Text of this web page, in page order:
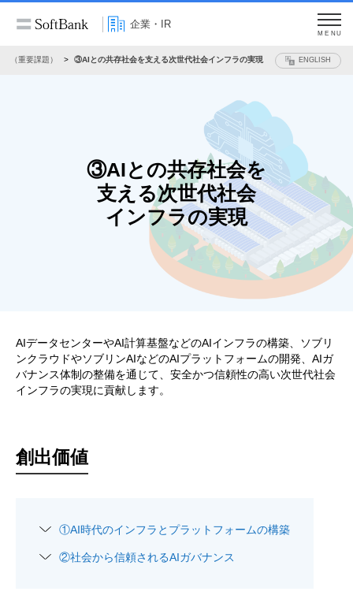
企業・IR
MENU
（重要課題） ③AIとの共存社会を支える次世代社会インフラの実現 ENGLISH
③AIとの共存社会を
支える次世代社会
インフラの実現
AIデータセンターやAI計算基盤などのAIインフラの構築、ソブリ
ンクラウドやソブリンAIなどのAIプラットフォームの開発、 AIガ
バナンス体制の整備を通じて、安全かつ信頼性の高い次世代社会
インフラの実現に貢献します。
創出価値
①AI時代のインフラとプラットフォームの構築
②社会から信頼されるAIガバナンス